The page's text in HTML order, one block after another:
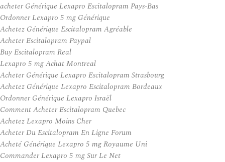
acheter Générique Lexapro Escitalopram Pays-Bas
Ordonner Lexapro 5 mg Générique
Achetez Générique Escitalopram Agréable
Acheter Escitalopram Paypal
Buy Escitalopram Real
Lexapro 5 mg Achat Montreal
Acheter Générique Lexapro Escitalopram Strasbourg
Achetez Générique Lexapro Escitalopram Bordeaux
Ordonner Générique Lexapro Israël
Comment Acheter Escitalopram Quebec
Achetez Lexapro Moins Cher
Acheter Du Escitalopram En Ligne Forum
Acheté Générique Lexapro 5 mg Royaume Uni
Commander Lexapro 5 mg Sur Le Net